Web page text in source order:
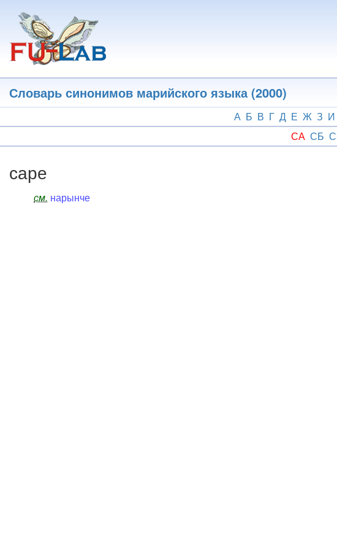
основному
содержанию
Словарь синонимов марийского языка (2000)
А Б В Г Д Е Ж З И
СА СБ
саре
см. нарынче